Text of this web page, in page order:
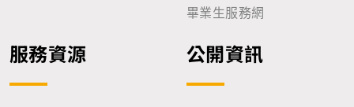
畢業生服務網
服務資源 公開資訊